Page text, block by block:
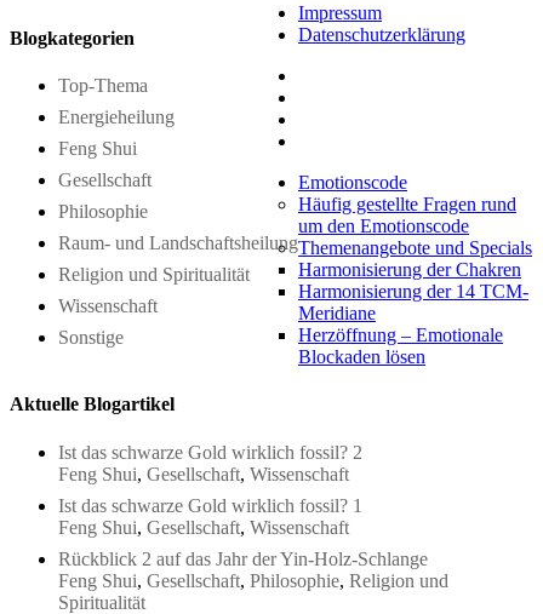
Blogkategorien
Top-Thema
Energieheilung
Feng Shui
Gesellschaft
Philosophie
Raum- und Landschaftsheilung
Religion und Spiritualität
Wissenschaft
Sonstige
Aktuelle Blogartikel
Ist das schwarze Gold wirklich fossil? 2
Feng Shui, Gesellschaft, Wissenschaft
Ist das schwarze Gold wirklich fossil? 1
Feng Shui, Gesellschaft, Wissenschaft
Rückblick 2 auf das Jahr der Yin-Holz-Schlange
Feng Shui, Gesellschaft, Philosophie, Religion und
Spiritualität
Impressum
Datenschutzerklärung
Emotionscode
Häufig gestellte Fragen rund
um den Emotionscode
Themenangebote und Specials
Harmonisierung der Chakren
Harmonisierung der 14 TCM-
Meridiane
Herzöffnung – Emotionale
Blockaden lösen